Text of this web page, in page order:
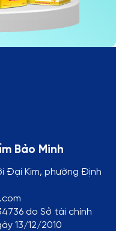
Bảo Minh
Đại Kim, phường Định
do Sở tài chính
13/12/2010